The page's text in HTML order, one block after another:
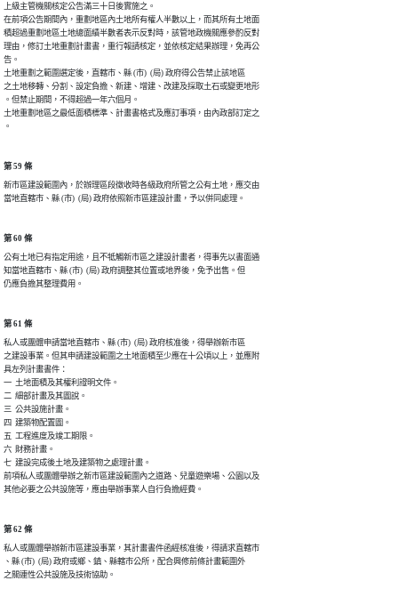
上級主管機關核定公告滿三十日後實施之。
在前項公告期間內，重劃地區內土地所有權人半數以上，而其所有土地面
積超過重劃地區土地總面績半數者表示反對時，該管地政機關應參酌反對
理由，修訂土地重劃計畫書，重行報請核定，並依核定結果辦理，免再公
告。
土地重劃之範圍選定後，直轄市、縣 (市)  (局) 政府得公告禁止該地區
之土地移轉、分割、設定負擔、新建、增建、改建及採取土石或變更地形
。但禁止期間，不得超過一年六個月。
土地重劃地區之最低面積標準、計畫書格式及應訂事項，由內政部訂定之
第 59 條
新市區建設範圍內，於辦理區段徵收時各級政府所管之公有土地，應交由
第 60 條
公有土地已有指定用途，且不牴觸新市區之建設計畫者，得事先以書面通
知當地直轄市、縣 (市)  (局) 政府調整其位置或地界後，免予出售。但
第 61 條
私人或團體申請當地直轄市、縣 (市)  (局) 政府核准後，得舉辦新市區
之建設事業。但其申請建設範圍之土地面積至少應在十公頃以上，並應附
具左列計畫書件：
一  土地面積及其權利證明文件。
二  細部計畫及其圖說。
三  公共設施計畫。
四  建築物配置圖。
五  工程進度及竣工期限。
六  財務計畫。
七  建設完成後土地及建築物之處理計畫。
前項私人或團體舉辦之新市區建設範圍內之道路、兒童遊樂場、公園以及
第 62 條
私人或團體舉辦新市區建設事業，其計畫書件函經核准後，得請求直轄市
、縣 (市)  (局) 政府或鄉、鎮、縣轄市公所，配合興修前條計畫範圍外